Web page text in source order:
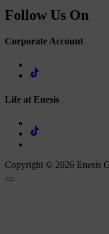
Follow Us On
Corporate Account
Life at Enesis
Copyright © 2026 Enesis